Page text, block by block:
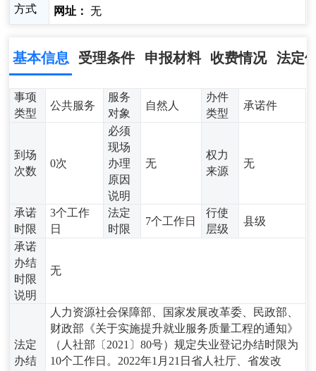
方式
网址： 无
基本信息 受理条件 申报材料 收费情况 法定
事项
类型
公共服务
服务
对象
自然人
办件
类型
承诺件
到场
次数
0次
必须
现场
办理
原因
说明
无
权力
来源
无
承诺
时限
3个工作
日
法定
时限
7个工作日
行使
层级
县级
承诺
办结
时限
说明
无
法定
办结
人力资源社会保障部、国家发展改革委、民政部、
财政部《关于实施提升就业服务质量工程的通知》
（人社部〔2021〕80号）规定失业登记办结时限为
10个工作日。2022年1月21日省人社厅、省发改